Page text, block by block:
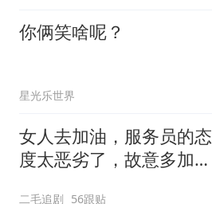
你俩笑啥呢？
星光乐世界
女人去加油，服务员的态
度太恶劣了，故意多加油
二毛追剧 56跟贴